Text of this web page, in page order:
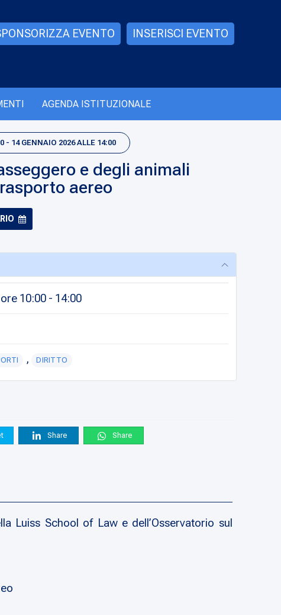
EVENTO INSERISCI EVENTO
AGENDA ISTITUZIONALE
- 14 GENNAIO 2026 ALLE 14:00
e degli animali
aereo
10:00 - 14:00
, DIRITTO
Share Share
Luiss School of Law e dell’Osservatorio sul